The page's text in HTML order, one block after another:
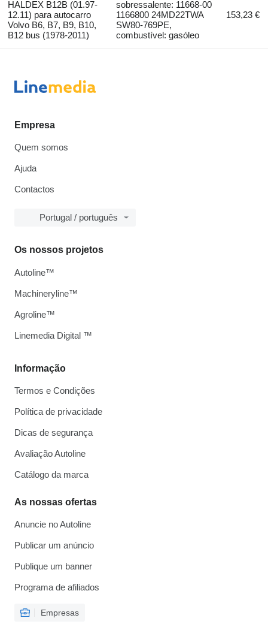
HALDEX B12B (01.97-
12.11) para autocarro
Volvo B6, B7, B9, B10,
B12 bus (1978-2011)
sobressalente: 11668-00
1166800 24MD22TWA
SW80-769PE,
combustível: gasóleo
153,23 €
Empresa
Quem somos
Ajuda
Contactos
Portugal / português
Informação
Termos e Condições
Política de privacidade
Dicas de segurança
Avaliação Autoline
Catálogo da marca
As nossas ofertas
Anuncie no Autoline
Publicar um anúncio
Publique um banner
Programa de afiliados
Empresas
Os nossos projetos
Autoline™
Machineryline™
Agroline™
Linemedia Digital ™